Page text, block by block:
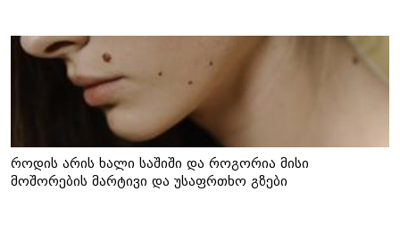
როდის არის ხალი საშიში და როგორია მისი
მოშორების მარტივი და უსაფრთხო გზები